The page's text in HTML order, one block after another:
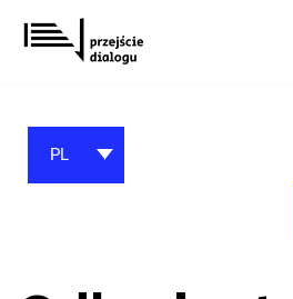
Przejdź
do
PL